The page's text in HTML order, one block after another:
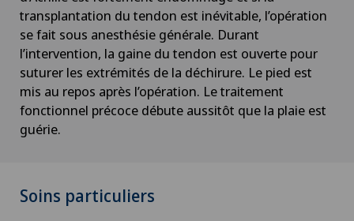
endocrinienne)
Chirurgie de l’épaule
Chirurgie de l’intestin grêle
Chirurgie du côlon
transplantation du tendon est inévitable, l’opération
se fait sous anesthésie générale. Durant
l’intervention, la gaine du tendon est ouverte pour
suturer les extrémités de la déchirure. Le pied est
mis au repos après l’opération. Le traitement
fonctionnel précoce débute aussitôt que la plaie est
guérie.
Soins particuliers